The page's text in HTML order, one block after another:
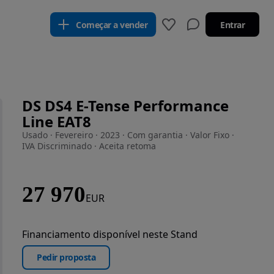
Começar a vender Entrar
DS DS4 E-Tense Performance
Line EAT8
Usado · Fevereiro · 2023 · Com garantia · Valor Fixo ·
IVA Discriminado · Aceita retoma
27 970EUR
Financiamento disponível neste Stand
Pedir proposta